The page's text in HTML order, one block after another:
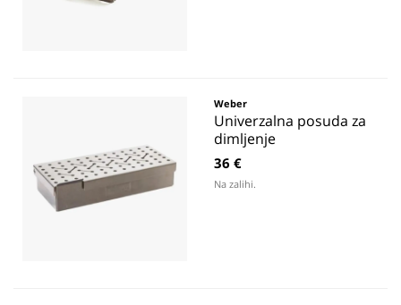
Weber
Univerzalna posuda za
dimljenje
36 €
Na zalihi.